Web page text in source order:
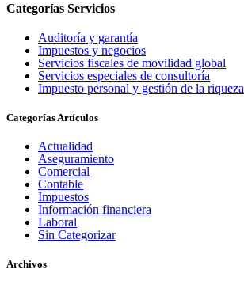
Categorías Servicios
Auditoría y garantía
Impuestos y negocios
Servicios fiscales de movilidad global
Servicios especiales de consultoría
Impuesto personal y gestión de la riqueza
Categorías Artículos
Actualidad
Aseguramiento
Comercial
Contable
Impuestos
Información financiera
Laboral
Sin Categorizar
Archivos